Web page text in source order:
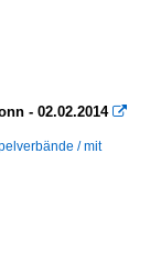
- 02.02.2014 
/ mit